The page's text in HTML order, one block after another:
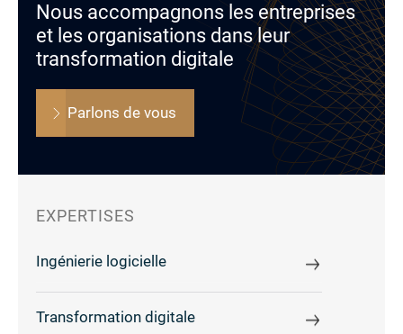
Nous accompagnons les entreprises
et les organisations dans leur
transformation digitale
Parlons de vous
EXPERTISES
Ingénierie logicielle
Transformation digitale